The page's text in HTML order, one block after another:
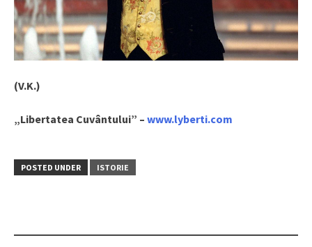
(V.K.)
„Libertatea Cuvântului” – www.lyberti.com
POSTED UNDER ISTORIE